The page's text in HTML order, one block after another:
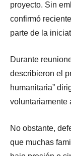
proyecto. Sin
confirmó
parte de la
Durante
describieron el
humanitaria”
voluntariamente
No obstante,
que muchas